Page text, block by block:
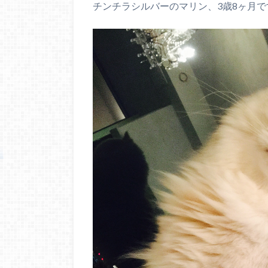
チンチラシルバーのマリン、3歳8ヶ月